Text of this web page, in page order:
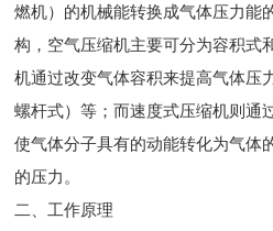
燃机）的机械能转换成气体压力能
构，空气压缩机主要可分为容积式
机通过改变气体容积来提高气体压
螺杆式）等；而速度式压缩机则通
使气体分子具有的动能转化为气体
的压力。
二、工作原理